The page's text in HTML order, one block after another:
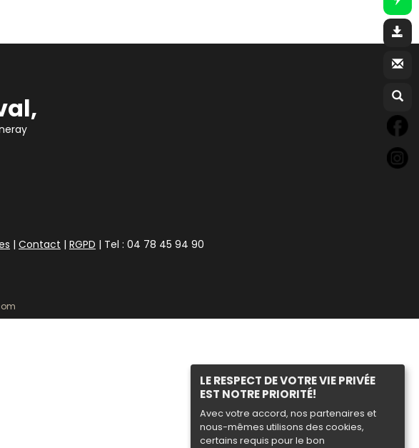
LE RESPECT DE VOTRE VIE PRIVÉE
EST NOTRE PRIORITÉ!
Avec votre accord, nos partenaires et
nous-mêmes utilisons des cookies,
certains requis pour le bon
| Contact | RGPD | Tel : 04 78 45 94 90